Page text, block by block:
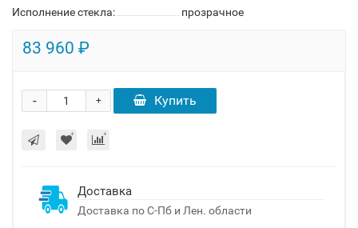
Исполнение стекла:
прозрачное
83 960 ₽
+
- Купить
Доставка
Доставка по С-Пб и Лен. области